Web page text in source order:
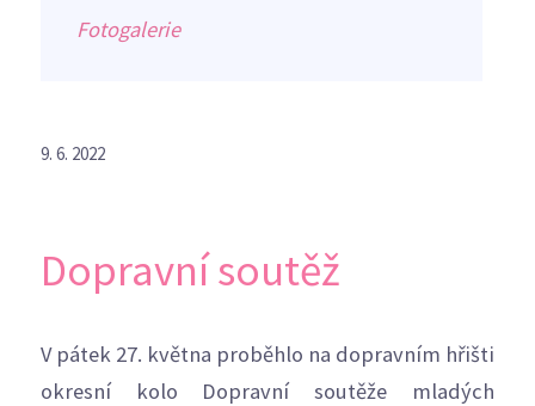
Fotogalerie
9. 6. 2022
Dopravní soutěž
V pátek 27. května proběhlo na dopravním hřišti
okresní kolo Dopravní soutěže mladých